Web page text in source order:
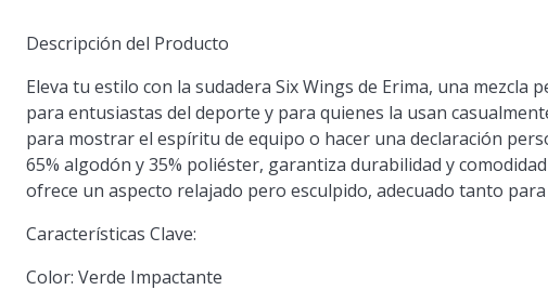
Descripción del Producto
Eleva tu estilo con la sudadera Six Wings de Erima, una mezcla
para entusiastas del deporte y para quienes la usan
para mostrar el espíritu de equipo o hacer una declaración
65% algodón y 35% poliéster, garantiza durabilidad y
ofrece un aspecto relajado pero esculpido, adecuado tanto
Características Clave:
Color: Verde Impactante